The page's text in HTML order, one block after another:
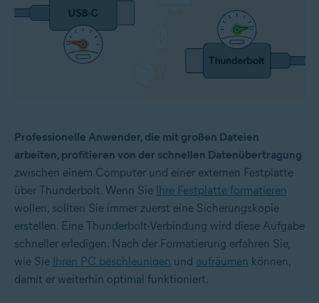
Professionelle Anwender, die mit großen Dateien
arbeiten, profitieren von der schnellen Datenübertragung
zwischen einem Computer und einer externen Festplatte
über Thunderbolt. Wenn Sie Ihre Festplatte formatieren
wollen, sollten Sie immer zuerst eine Sicherungskopie
erstellen. Eine Thunderbolt-Verbindung wird diese Aufgabe
schneller erledigen. Nach der Formatierung erfahren Sie,
wie Sie Ihren PC beschleunigen und aufräumen können,
damit er weiterhin optimal funktioniert.